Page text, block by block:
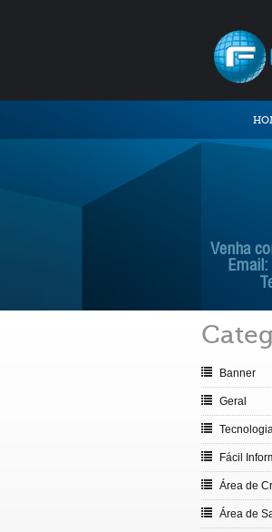
Venha
Email:
Banner
Geral
Fácil
Área de
Área de